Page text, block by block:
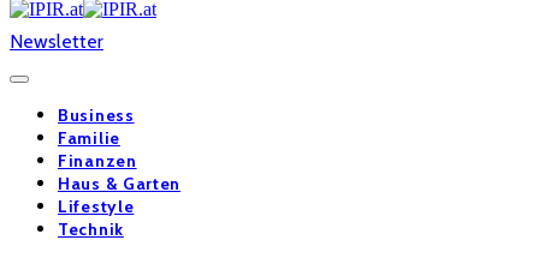
Newsletter
Business
Familie
Finanzen
Haus & Garten
Lifestyle
Technik